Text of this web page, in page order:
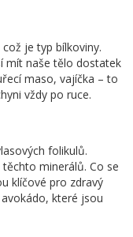
je typ bílkoviny.
mít naše tělo dostatek
maso, vajíčka – to
vždy po ruce.
folikulů.
minerálů. Co se
klíčové pro zdravý
které jsou